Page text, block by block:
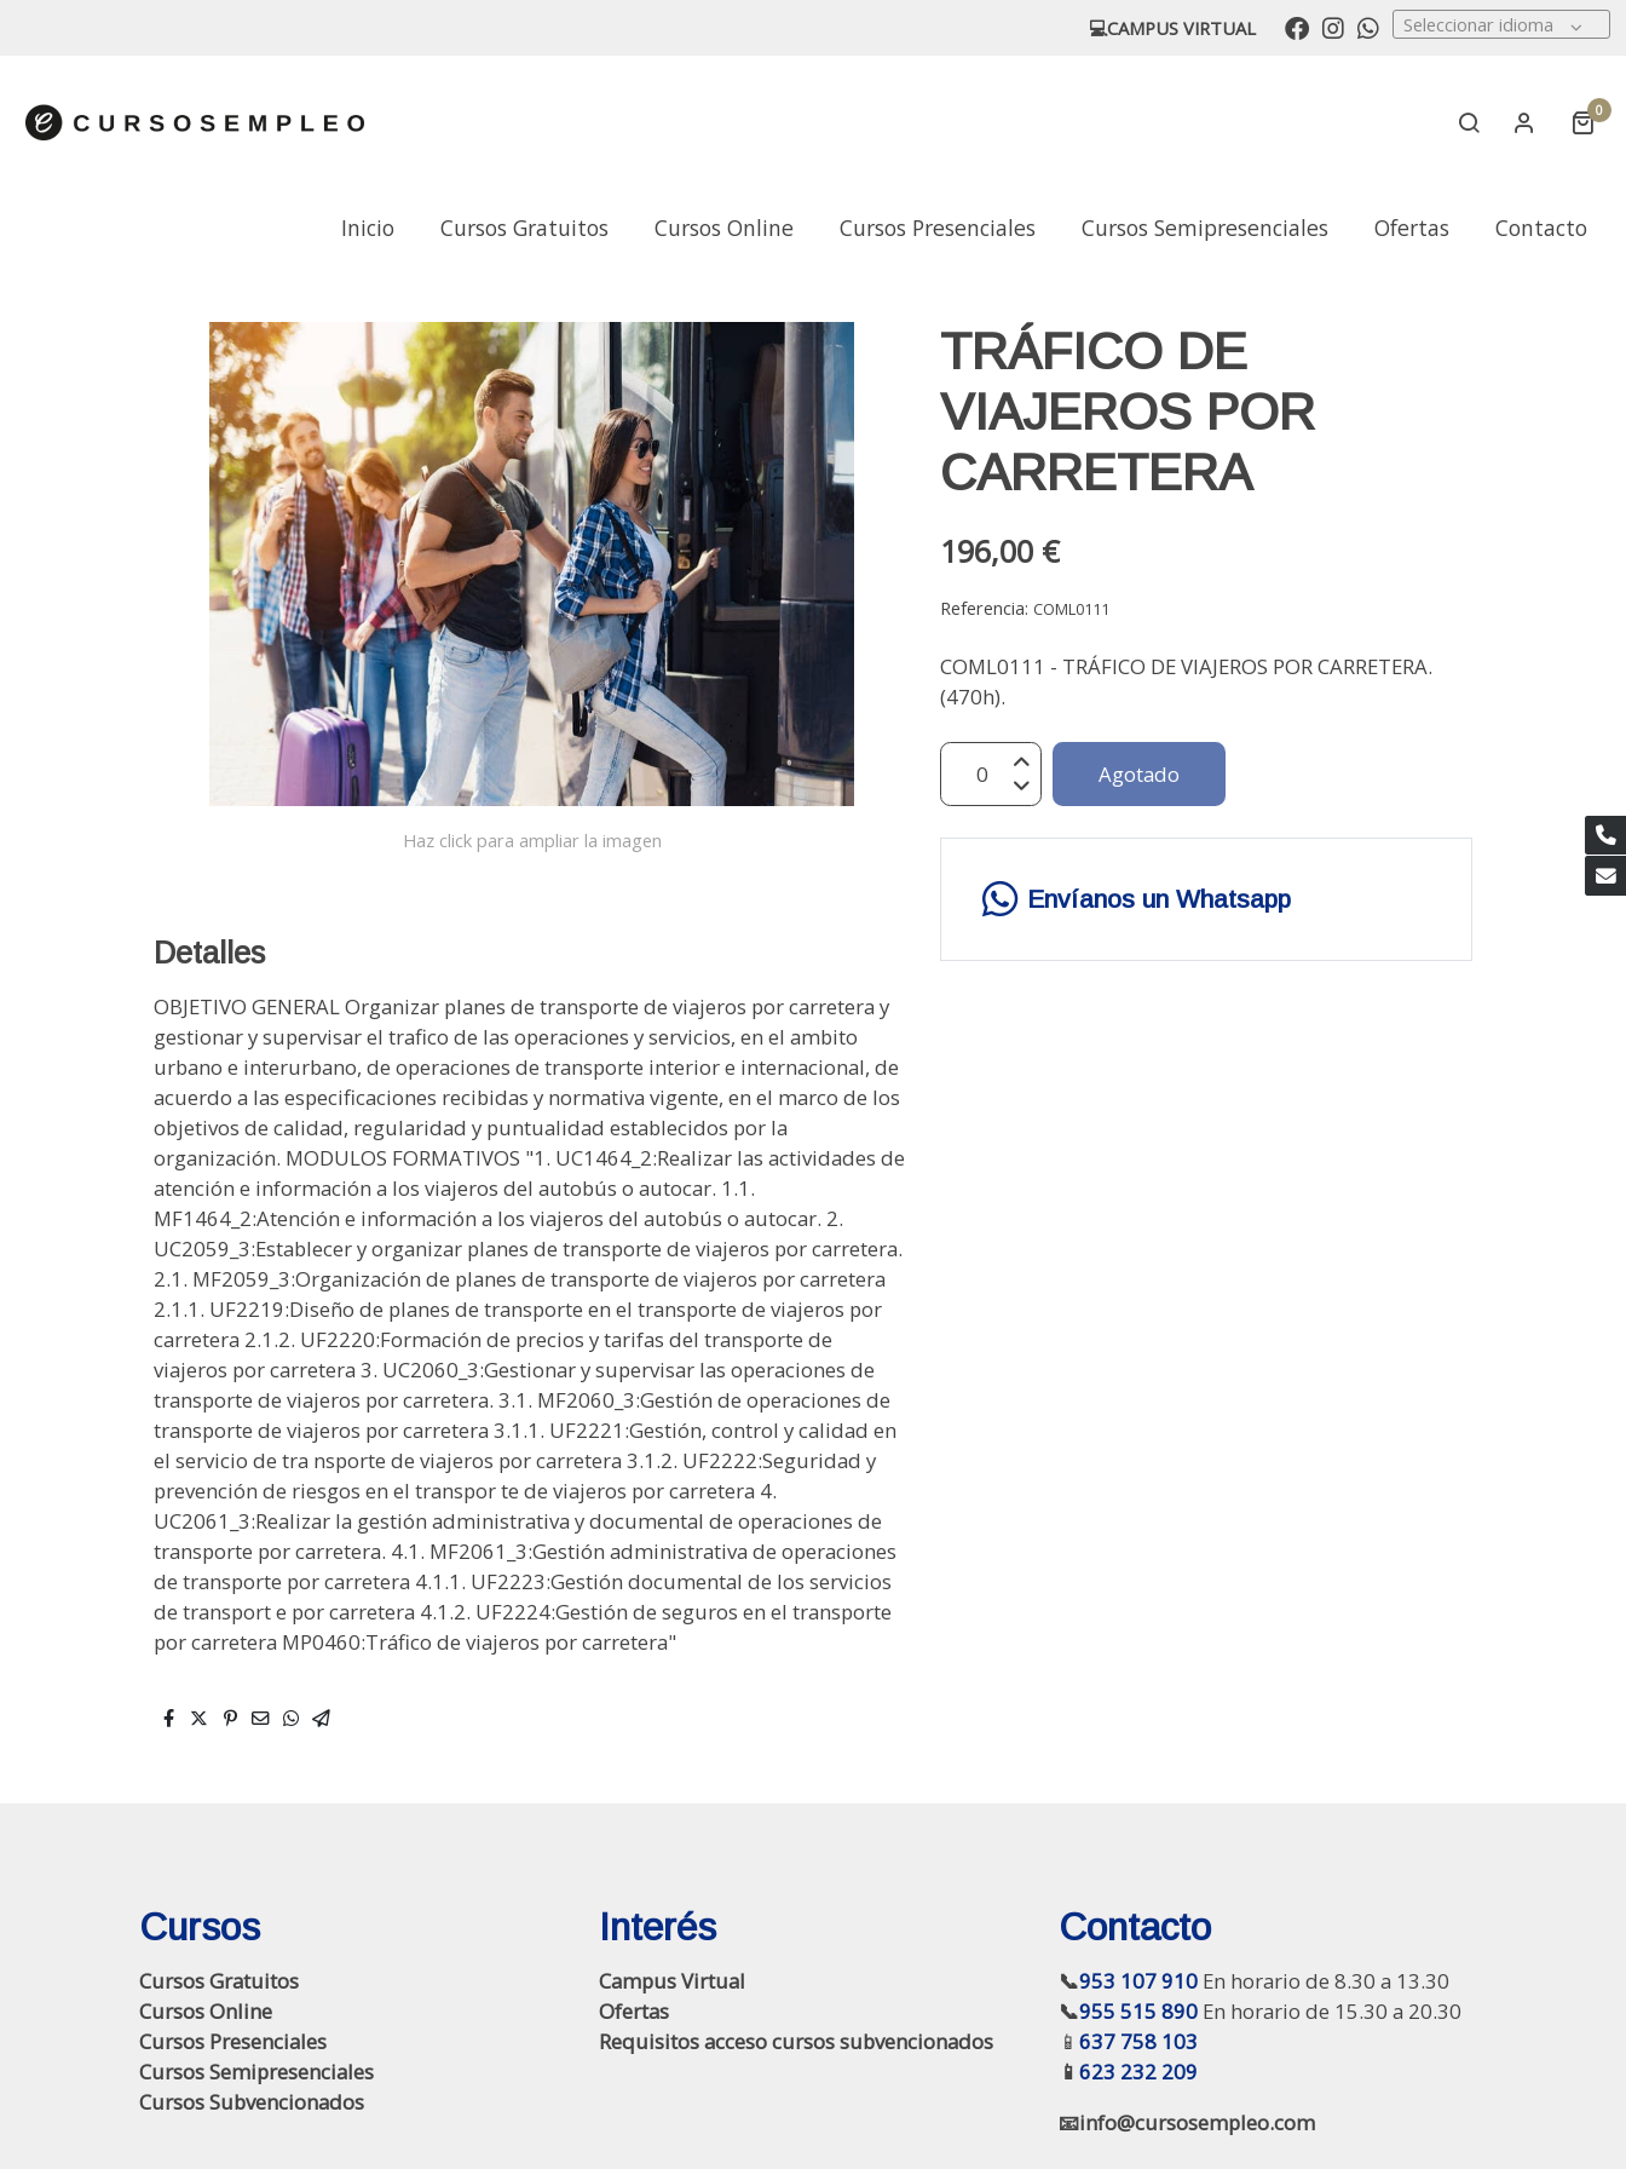
💻CAMPUS VIRTUAL Seleccionar idioma
0
Inicio Cursos Gratuitos Cursos Online Cursos Presenciales Cursos Semipresenciales Ofertas Contacto
Haz click para ampliar la imagen
Detalles
OBJETIVO GENERAL Organizar planes de transporte de viajeros por carretera y
gestionar y supervisar el trafico de las operaciones y servicios, en el ambito
urbano e interurbano, de operaciones de transporte interior e internacional, de
acuerdo a las especificaciones recibidas y normativa vigente, en el marco de los
objetivos de calidad, regularidad y puntualidad establecidos por la
organización. MODULOS FORMATIVOS "1. UC1464_2:Realizar las actividades de
atención e información a los viajeros del autobús o autocar. 1.1.
MF1464_2:Atención e información a los viajeros del autobús o autocar. 2.
UC2059_3:Establecer y organizar planes de transporte de viajeros por carretera.
2.1. MF2059_3:Organización de planes de transporte de viajeros por carretera
2.1.1. UF2219:Diseño de planes de transporte en el transporte de viajeros por
carretera 2.1.2. UF2220:Formación de precios y tarifas del transporte de
viajeros por carretera 3. UC2060_3:Gestionar y supervisar las operaciones de
transporte de viajeros por carretera. 3.1. MF2060_3:Gestión de operaciones de
transporte de viajeros por carretera 3.1.1. UF2221:Gestión, control y calidad en
el servicio de tra nsporte de viajeros por carretera 3.1.2. UF2222:Seguridad y
prevención de riesgos en el transpor te de viajeros por carretera 4.
UC2061_3:Realizar la gestión administrativa y documental de operaciones de
transporte por carretera. 4.1. MF2061_3:Gestión administrativa de operaciones
de transporte por carretera 4.1.1. UF2223:Gestión documental de los servicios
de transport e por carretera 4.1.2. UF2224:Gestión de seguros en el transporte
por carretera MP0460:Tráfico de viajeros por carretera"
TRÁFICO DE
VIAJEROS POR
CARRETERA
196,00 €
Referencia: COML0111
COML0111 - TRÁFICO DE VIAJEROS POR CARRETERA.
(470h).
Agotado
Envíanos un Whatsapp
Cursos
Cursos Gratuitos
Cursos Online
Cursos Presenciales
Cursos Semipresenciales
Cursos Subvencionados
Interés
Campus Virtual
Ofertas
Requisitos acceso cursos subvencionados
Contacto
📞953 107 910En horario de 8.30 a 13.30
📞955 515 890En horario de 15.30 a 20.30
📱 637 758 103
📱 623 232 209
📧info@cursosempleo.com